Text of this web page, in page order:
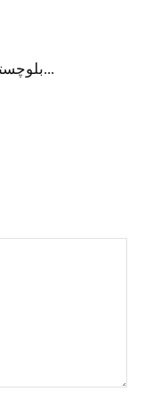
بلوچستان: ضلع موسیٰ خیل م...